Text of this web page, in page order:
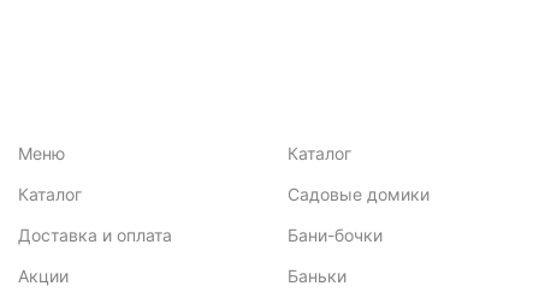
Меню
Каталог
Доставка и оплата
Акции
Каталог
Садовые домики
Бани-бочки
Баньки